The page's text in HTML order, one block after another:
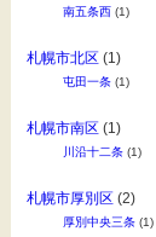
南五条西 (1)
札幌市北区 (1)
屯田一条(1)
札幌市南区 (1)
川沿十二条(1)
札幌市厚別区 (2)
厚別中央三条(1)